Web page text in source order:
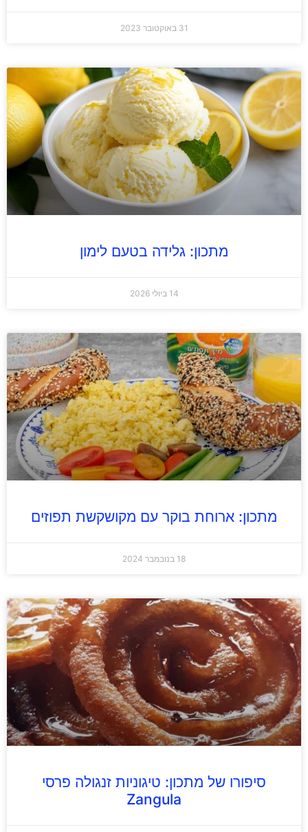
31 באוקטובר 2023
מתכון: גלידה בטעם לימון
14 ביולי 2026
מתכון: ארוחת בוקר עם מקושקשת תפוזים
18 בנובמבר 2024
סיפורו של מתכון: טיגוניות זנגולה פרסי
Zangula